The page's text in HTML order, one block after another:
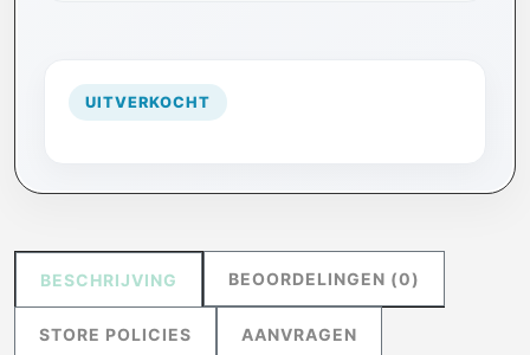
UITVERKOCHT
BESCHRIJVING BEOORDELINGEN (0)
STORE POLICIES AANVRAGEN